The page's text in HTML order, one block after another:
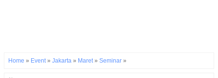
Home » Event» Jakarta » Maret» Seminar »